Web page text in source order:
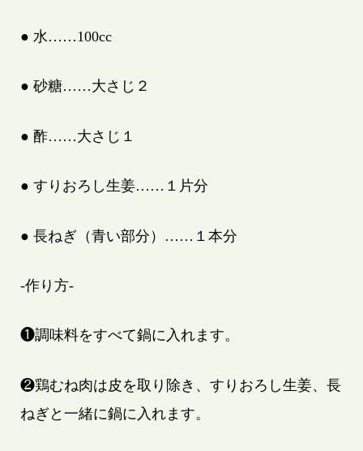
● 水……100cc
● 砂糖……大さじ２
● 酢……大さじ１
● すりおろし生姜……１片分
● 長ねぎ（青い部分）……１本分
-作り方-
❶調味料をすべて鍋に入れます。
❷鶏むね肉は皮を取り除き、すりおろし生姜、長
ねぎと一緒に鍋に入れます。